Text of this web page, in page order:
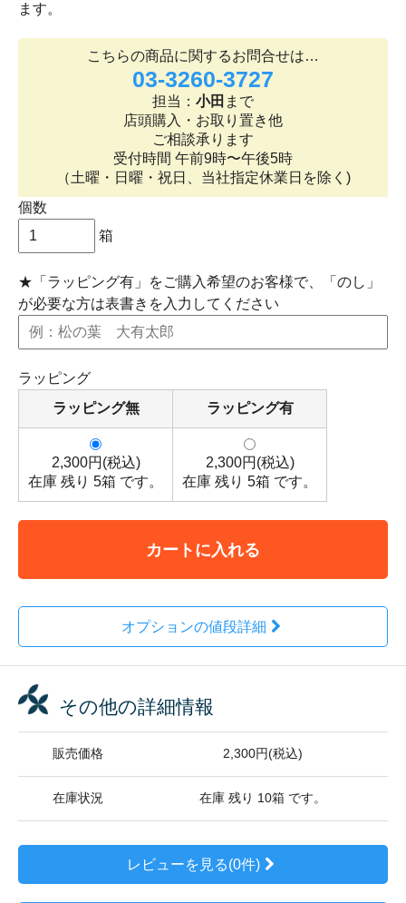
ます。
こちらの商品に関するお問合せは…
03-3260-3727
担当： 小田 まで
店頭購入・お取り置き他
ご相談承ります
受付時間 午前9時〜午後5時
（土曜・日曜・祝日、当社指定休業日を除く)
個数
箱
★「ラッピング有」をご購入希望のお客様で、「のし」
が必要な方は表書きを入力してください
ラッピング
ラッピング無
ラッピング有
2,300円(税込)
在庫 残り 5箱 です。
2,300円(税込)
在庫 残り 5箱 です。
カートに入れる
オプションの値段詳細
その他の詳細情報
販売価格 2,300円(税込)
在庫状況 在庫 残り 10箱 です。
レビューを見る(0件)